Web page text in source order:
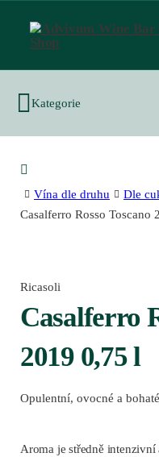
Kategorie
Vína dle druhu Dle
Casalferro Rosso Toscano
Ricasoli
Casalferro
2019 0,75 l
Opulentní, ovocné a
Aroma je středně